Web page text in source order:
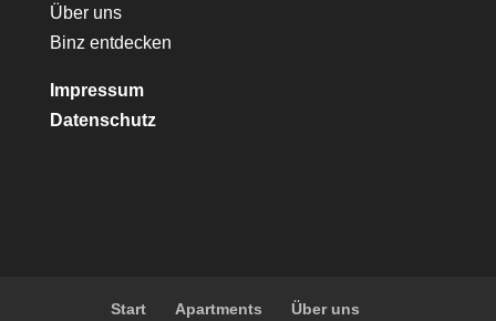
Über uns
Binz entdecken
Impressum
Datenschutz
Start Apartments Über uns